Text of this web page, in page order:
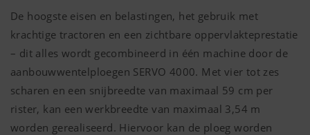
De hoogste eisen en belastingen, het gebruik met
krachtige tractoren en een zichtbare oppervlakteprestatie
– dit alles wordt gecombineerd in één machine door de
aanbouwwentelploegen SERVO 4000. Met vier tot zes
scharen en een snijbreedte van maximaal 59 cm per
rister, kan een werkbreedte van maximaal 3,54 m
worden gerealiseerd. Hiervoor kan de ploeg worden